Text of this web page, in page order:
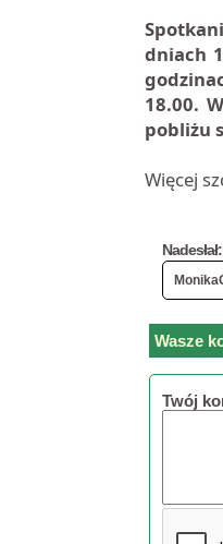
dniach
18.00.
pobliżu
Więcej
Nadesłał:
Wasze
Twój